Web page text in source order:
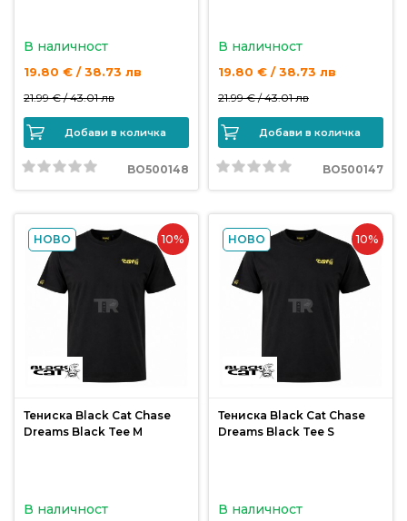
Политика
Политика
за
използване
на
“бисквитки”
(Cookie)
Copyright
Всички
запазени.
Дизайн
В наличност
19.80 € / 38.73 лв
21.99 € /43.01 лв
Добави в количка
BO500148
В наличност
19.80 € / 38.73 лв
21.99 € /43.01 лв
Добави в количка
BO500147
НОВО 10%
Тениска Black Cat Chase
Dreams Black Tee M
В наличност
НОВО 10%
Тениска Black Cat Chase
Dreams Black Tee S
В наличност